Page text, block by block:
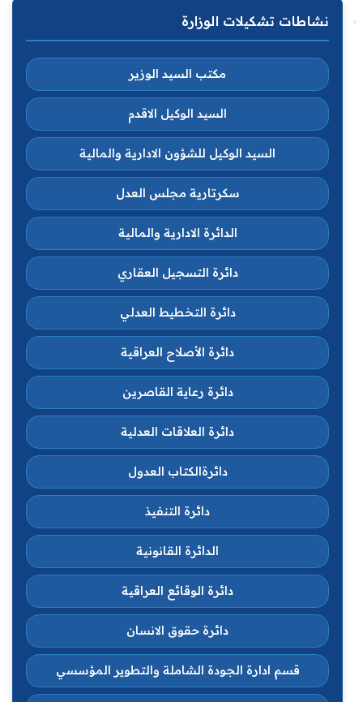
نشاطات تشكيلات الوزارة
مكتب السيد الوزير
السيد الوكيل الاقدم
السيد الوكيل للشؤون الادارية والمالية
سكرتارية مجلس العدل
الدائرة الادارية والمالية
دائرة التسجيل العقاري
دائرة التخطيط العدلي
دائرة الأصلاح العراقية
دائرة رعاية القاصرين
دائرة العلاقات العدلية
دائرةالكتاب العدول
دائرة التنفيذ
الدائرة القانونية
دائرة الوقائع العراقية
دائرة حقوق الانسان
قسم ادارة الجودة الشاملة والتطوير المؤسسي